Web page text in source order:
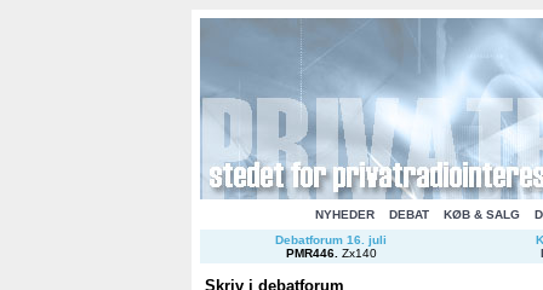
NYHEDER DEBAT KØB & SALG
Debatforum 16. juli
PMR446. Zx140
Skriv i debatforum